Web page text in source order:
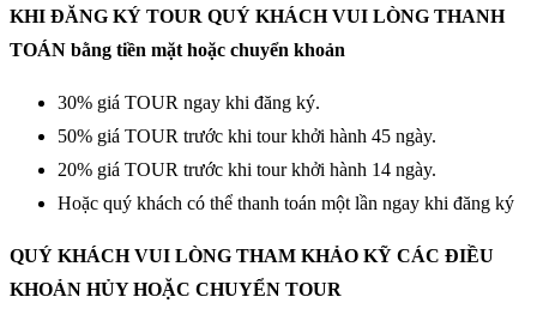
KHI ĐĂNG KÝ TOUR QUÝ KHÁCH VUI LÒNG THANH
TOÁN bằng tiền mặt hoặc chuyển khoản
30% giá TOUR ngay khi đăng ký.
50% giá TOUR trước khi tour khởi hành 45 ngày.
20% giá TOUR trước khi tour khởi hành 14 ngày.
Hoặc quý khách có thể thanh toán một lần ngay khi đăng ký
QUÝ KHÁCH VUI LÒNG THAM KHẢO KỸ CÁC ĐIỀU
KHOẢN HỦY HOẶC CHUYỂN TOUR